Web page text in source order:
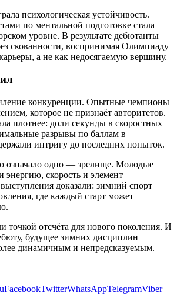
психологическая устойчивость.
по ментальной подготовке стала
уровне. В результате дебютанты
скованности, воспринимая Олимпиаду
а не как недосягаемую вершину.
конкуренции. Опытные чемпионы
которое не признаёт авторитетов.
плотнее: доли секунды в скоростных
разрывы по баллам в
интригу до последних попыток.
означало одно — зрелище. Молодые
энергию, скорость и элемент
доказали: зимний спорт
где каждый старт может
точкой отсчёта для нового поколения. И
будущее зимних дисциплин
динамичным и непредсказуемым.
FacebookTwitterWhatsAppTelegramViber